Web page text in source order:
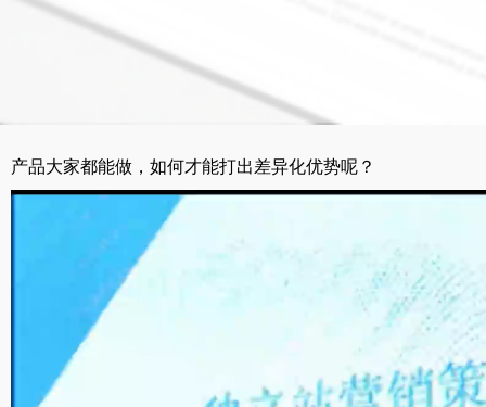
产品大家都能做，如何才能打出差异化优势呢？